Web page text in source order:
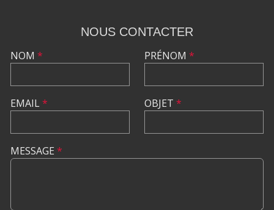
NOUS CONTACTER
NOM *
EMAIL*
PRÉNOM *
OBJET *
MESSAGE *